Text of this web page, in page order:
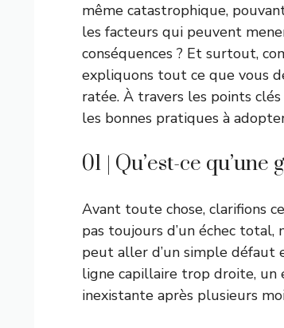
même catastrophique,
les facteurs qui peuvent
conséquences ? Et surtout,
expliquons tout ce que vous
ratée. À travers les points
les bonnes pratiques à
01 | Qu’est-ce
Avant toute chose, clarifions
pas toujours d’un échec
peut aller d’un simple défaut
ligne capillaire trop droite, un
inexistante après plusieurs